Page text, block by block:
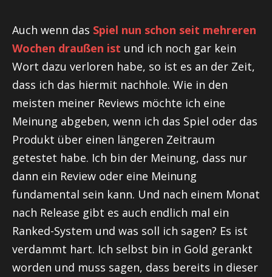
Auch wenn das Spiel nun schon seit mehreren
Wochen draußen ist und ich noch gar kein
Wort dazu verloren habe, so ist es an der Zeit,
dass ich das hiermit nachhole. Wie in den
meisten meiner Reviews möchte ich eine
Meinung abgeben, wenn ich das Spiel oder das
Produkt über einen längeren Zeitraum
getestet habe. Ich bin der Meinung, dass nur
dann ein Review oder eine Meinung
fundamental sein kann. Und nach einem Monat
nach Release gibt es auch endlich mal ein
Ranked-System und was soll ich sagen? Es ist
verdammt hart. Ich selbst bin in Gold gerankt
worden und muss sagen, dass bereits in dieser